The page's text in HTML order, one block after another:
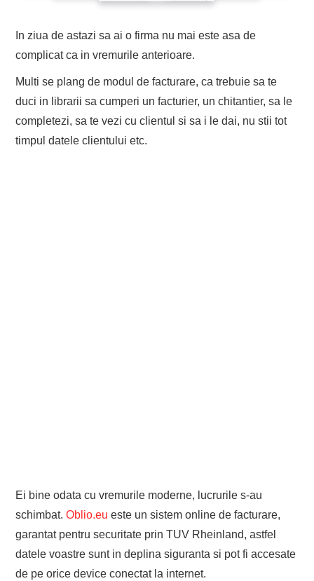
TECH
BICICLETE
In ziua de astazi sa ai o firma nu mai este asa de
complicat ca in vremurile anterioare.
Multi se plang de modul de facturare, ca trebuie sa te
duci in librarii sa cumperi un facturier, un chitantier, sa le
completezi, sa te vezi cu clientul si sa i le dai, nu stii tot
timpul datele clientului etc.
Ei bine odata cu vremurile moderne, lucrurile s-au
schimbat.Oblio.eu este un sistem online de facturare,
garantat pentru securitate prin TUV Rheinland, astfel
datele voastre sunt in deplina siguranta si pot fi accesate
de pe orice device conectat la internet.